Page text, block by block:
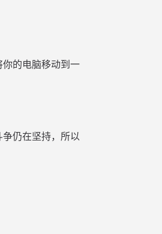
的电脑移动到一
仍在坚持，所以